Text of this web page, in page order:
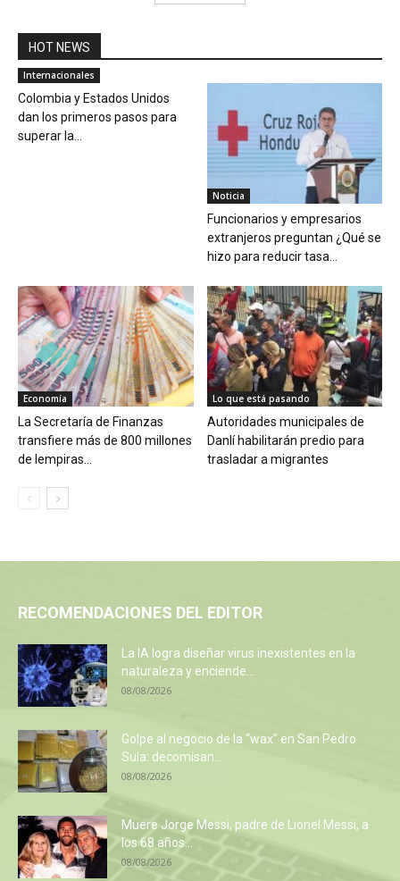
HOT NEWS
Internacionales
Colombia y Estados Unidos
dan los primeros pasos para
superar la...
Noticia
Funcionarios y empresarios
extranjeros preguntan ¿Qué se
hizo para reducir tasa...
Economía
La Secretaría de Finanzas
transfiere más de 800 millones
de lempiras...
Lo que está pasando
Autoridades municipales de
Danlí habilitarán predio para
trasladar a migrantes
RECOMENDACIONES DEL EDITOR
La IA logra diseñar virus inexistentes en la
naturaleza y enciende...
08/08/2026
Golpe al negocio de la “wax” en San Pedro
Sula: decomisan...
08/08/2026
Muere Jorge Messi, padre de Lionel Messi, a
los 68 años...
08/08/2026